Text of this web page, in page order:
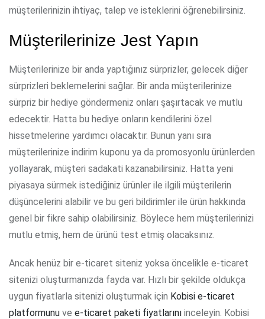
müşterilerinizin ihtiyaç, talep ve isteklerini öğrenebilirsiniz.
Müşterilerinize Jest Yapın
Müşterilerinize bir anda yaptığınız sürprizler, gelecek diğer
sürprizleri beklemelerini sağlar. Bir anda müşterilerinize
sürpriz bir hediye göndermeniz onları şaşırtacak ve mutlu
edecektir. Hatta bu hediye onların kendilerini özel
hissetmelerine yardımcı olacaktır. Bunun yanı sıra
müşterilerinize indirim kuponu ya da promosyonlu ürünlerden
yollayarak, müşteri sadakati kazanabilirsiniz. Hatta yeni
piyasaya sürmek istediğiniz ürünler ile ilgili müşterilerin
düşüncelerini alabilir ve bu geri bildirimler ile ürün hakkında
genel bir fikre sahip olabilirsiniz. Böylece hem müşterilerinizi
mutlu etmiş, hem de ürünü test etmiş olacaksınız.
Ancak henüz bir e-ticaret siteniz yoksa öncelikle e-ticaret
sitenizi oluşturmanızda fayda var. Hızlı bir şekilde oldukça
uygun fiyatlarla sitenizi oluşturmak için Kobisi e-ticaret
platformunu ve e-ticaret paketi fiyatlarını inceleyin. Kobisi